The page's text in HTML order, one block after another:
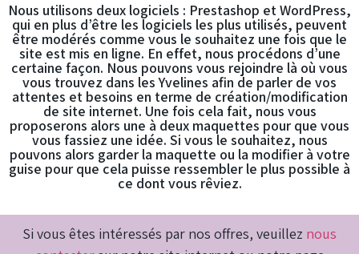
Nous utilisons deux logiciels : Prestashop et WordPress,
qui en plus d’être les logiciels les plus utilisés, peuvent
être modérés comme vous le souhaitez une fois que le
site est mis en ligne. En effet, nous procédons d’une
certaine façon. Nous pouvons vous rejoindre là où vous
vous trouvez dans les Yvelines afin de parler de vos
attentes et besoins en terme de création/modification
de site internet. Une fois cela fait, nous vous
proposerons alors une à deux maquettes pour que vous
vous fassiez une idée. Si vous le souhaitez, nous
pouvons alors garder la maquette ou la modifier à votre
guise pour que cela puisse ressembler le plus possible à
ce dont vous rêviez.
Si vous êtes intéressés par nos offres, veuillez nous